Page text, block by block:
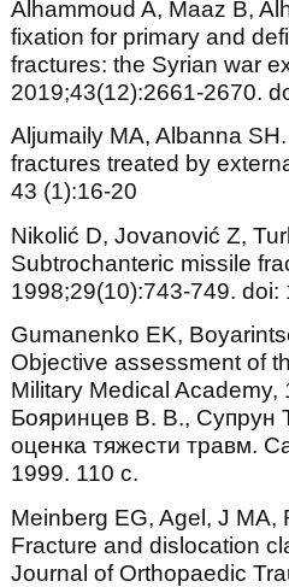
Alhammoud A, Maaz B,
fixation for primary and
fractures: the Syrian war
2019;43(12):2661-2670.
Aljumaily MA, Albanna
fractures treated by
43 (1):16-20
Nikolić D, Jovanović Z,
Subtrochanteric missile
1998;29(10):743-749.
Gumanenko EK,
Objective assessment of
Military Medical
Бояринцев В. В.,
оценка тяжести травм.
1999. 110 с.
Meinberg EG, Agel, J MA,
Fracture and dislocation
Journal of Orthopaedic